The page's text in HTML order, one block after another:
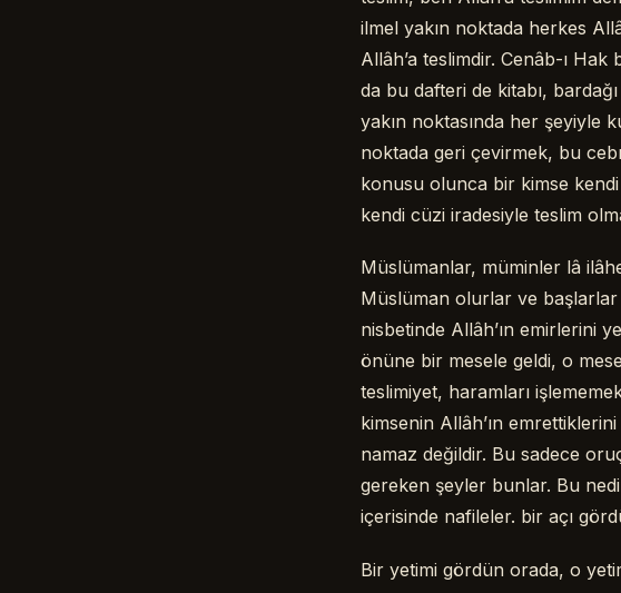
ilmel yakın noktada herkes
Allâh’a teslimdir. Cenâb-ı
da bu dafteri de kitabı,
yakın noktasında her şeyiyle
noktada geri çevirmek, bu
konusu olunca bir kimse
kendi cüzi iradesiyle teslim
Müslümanlar, müminler lâ
Müslüman olurlar ve başlarlar
nisbetinde Allâh’ın emirlerini
önüne bir mesele geldi, o
teslimiyet, haramları
kimsenin Allâh’ın
namaz değildir. Bu sadece
gereken şeyler bunlar. Bu
içerisinde nafileler. bir açı
Bir yetimi gördün orada, o